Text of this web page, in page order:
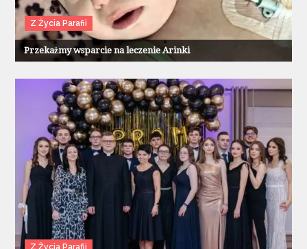
Z Życia Parafii
Przekażmy wsparcie na leczenie Arinki
Z Życia Parafii